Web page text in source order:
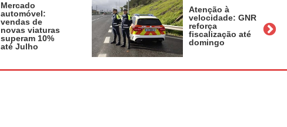
Mercado
automóvel:
vendas de
novas viaturas
superam 10%
até Julho
Atenção à
velocidade: GNR
reforça
fiscalização até
domingo